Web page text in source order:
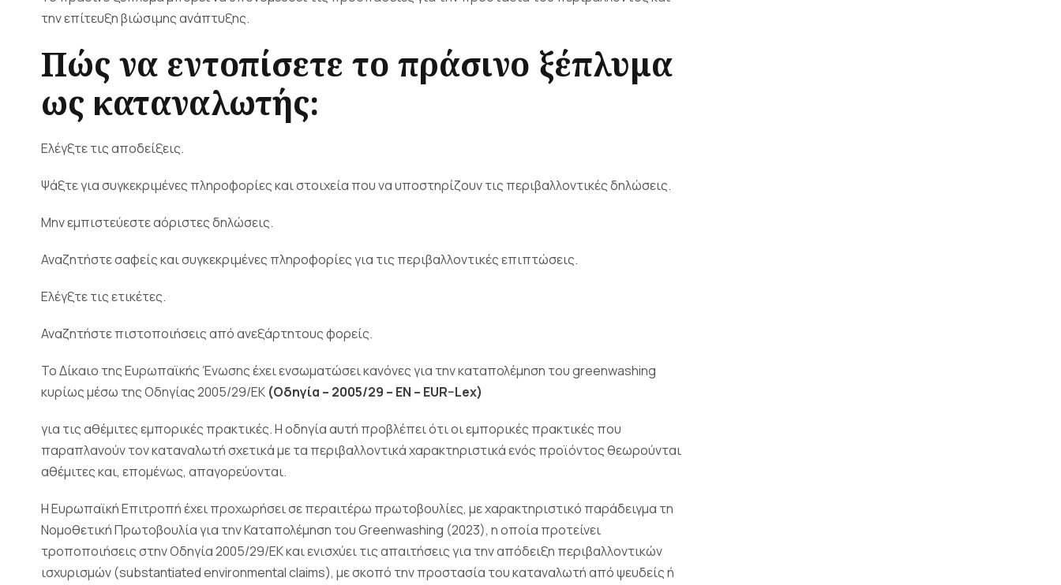
την επίτευξη βιώσιμης ανάπτυξης.
Πώς να εντοπίσετε το πράσινο ξέπλυμα
ως καταναλωτής:
Ελέγξτε τις αποδείξεις.
Ψάξτε για συγκεκριμένες πληροφορίες και στοιχεία που να υποστηρίζουν τις περιβαλλοντικές δηλώσεις.
Μην εμπιστεύεστε αόριστες δηλώσεις.
Αναζητήστε σαφείς και συγκεκριμένες πληροφορίες για τις περιβαλλοντικές επιπτώσεις.
Ελέγξτε τις ετικέτες.
Αναζητήστε πιστοποιήσεις από ανεξάρτητους φορείς.
Το Δίκαιο της Ευρωπαϊκής Ένωσης έχει ενσωματώσει κανόνες για την καταπολέμηση του greenwashing
κυρίως μέσω της Οδηγίας 2005/29/ΕΚ (Οδηγία – 2005/29 – EN – EUR–Lex)
για τις αθέμιτες εμπορικές πρακτικές. Η οδηγία αυτή προβλέπει ότι οι εμπορικές πρακτικές που
παραπλανούν τον καταναλωτή σχετικά με τα περιβαλλοντικά χαρακτηριστικά ενός προϊόντος θεωρούνται
αθέμιτες και, επομένως, απαγορεύονται.
Η Ευρωπαϊκή Επιτροπή έχει προχωρήσει σε περαιτέρω πρωτοβουλίες, με χαρακτηριστικό παράδειγμα τη
Νομοθετική Πρωτοβουλία για την Καταπολέμηση του Greenwashing (2023), η οποία προτείνει
τροποποιήσεις στην Οδηγία 2005/29/ΕΚ και ενισχύει τις απαιτήσεις για την απόδειξη περιβαλλοντικών
ισχυρισμών (substantiated environmental claims), με σκοπό την προστασία του καταναλωτή από ψευδείς ή